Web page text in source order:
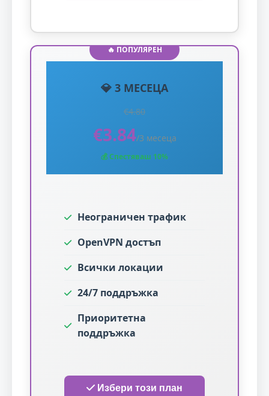
🔥 ПОПУЛЯРЕН
💎 3 МЕСЕЦА
€4.80
€3.84/3 месеца
💰 Спестяваш 10%
Неограничен трафик
OpenVPN достъп
Всички локации
24/7 поддръжка
Приоритетна
поддръжка
Избери този план